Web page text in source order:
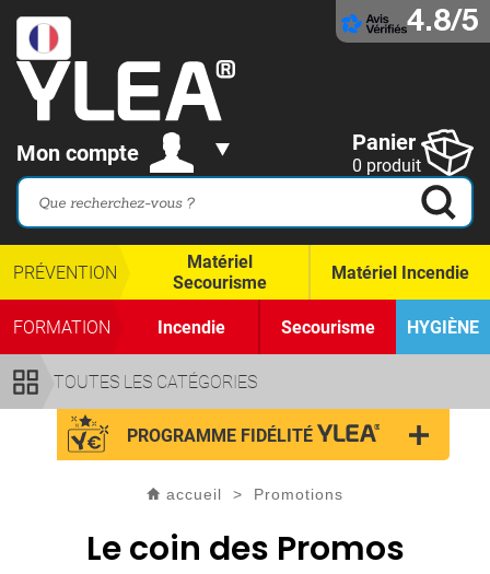
4.8/5
Mon compte Panier
0 produit
TOUTES LES CATÉGORIES
PRÉVENTION
Matériel
Secourisme
Matériel Incendie
FORMATION Incendie Secourisme HYGIÈNE
PROGRAMME FIDÉLITÉ
accueil > Promotions
Le coin des Promos